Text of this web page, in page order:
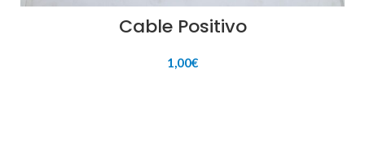
Cable Positivo
1,00€